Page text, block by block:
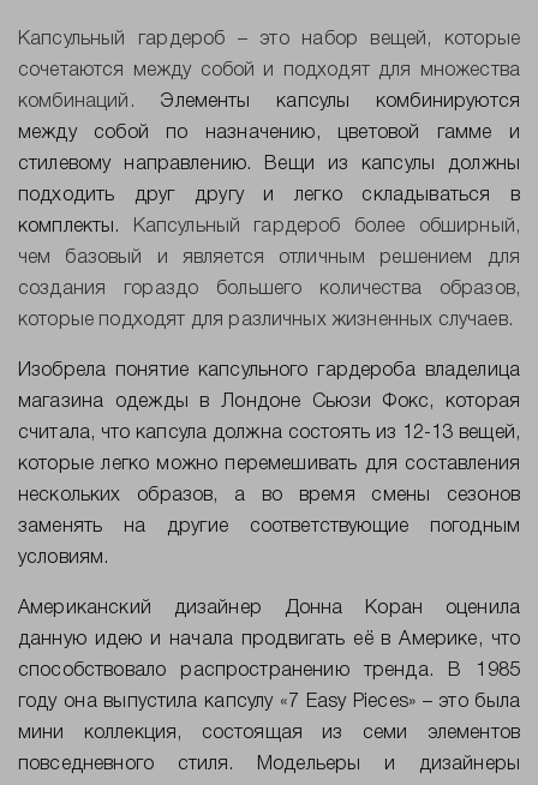
Капсульный гардероб – это набор вещей, которые
сочетаются между собой и подходят для множества
комбинаций. Элементы капсулы комбинируются
между собой по назначению, цветовой гамме и
стилевому направлению. Вещи из капсулы должны
подходить друг другу и легко складываться в
комплекты.
Капсульный гардероб более обширный,
чем базовый и является отличным решением для
создания гораздо большего количества образов,
которые подходят для различных жизненных случаев.
Изобрела понятие капсульного гардероба владелица
магазина одежды в Лондоне Сьюзи Фокс, которая
считала, что капсула должна состоять из 12-13 вещей,
которые легко можно перемешивать для составления
нескольких образов, а во время смены сезонов
заменять на другие соответствующие погодным
условиям.
Американский дизайнер Донна Коран оценила
данную идею и начала продвигать её в Америке, что
способствовало распространению тренда. В 1985
году она выпустила капсулу «7
Easy Pieces» – это была
мини коллекция, состоящая из семи элементов
повседневного стиля. Модельеры и дизайнеры